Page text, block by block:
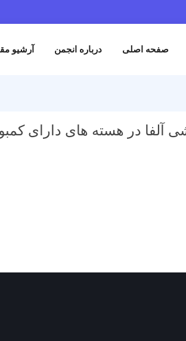
صفحه اصلی درباره انجمن آرشیو
آلفا در هسته های دارای